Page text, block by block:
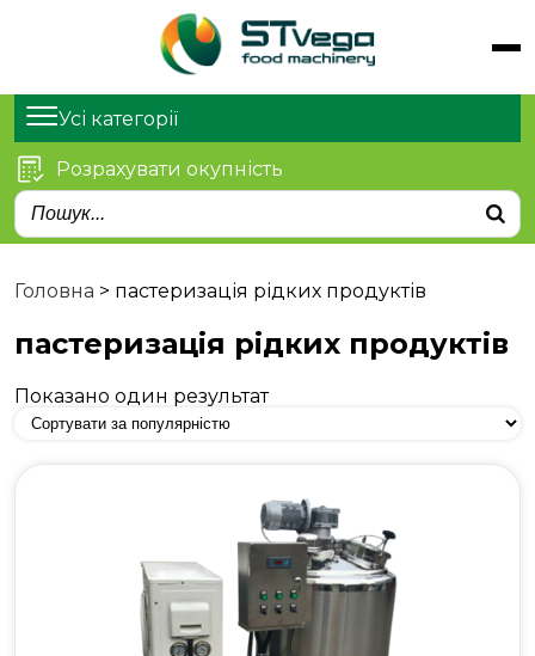
Обладнання
Продукти
Статті
Про нас
Контакти
м. Київ, просп. Степана
Бандери 21
sales@stvega.net
063 808 00 26
073 808 00 23
073 808 00 24
Усі категорії
Розрахувати окупність
Головна > пастеризація рідких продуктів
пастеризація рідких продуктів
Показано один результат